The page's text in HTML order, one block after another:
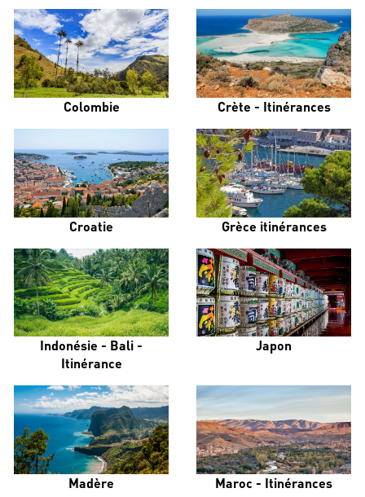
Colombie Crète - Itinérances
Croatie Grèce itinérances
Indonésie - Bali -
Itinérance
Japon
Madère Maroc - Itinérances